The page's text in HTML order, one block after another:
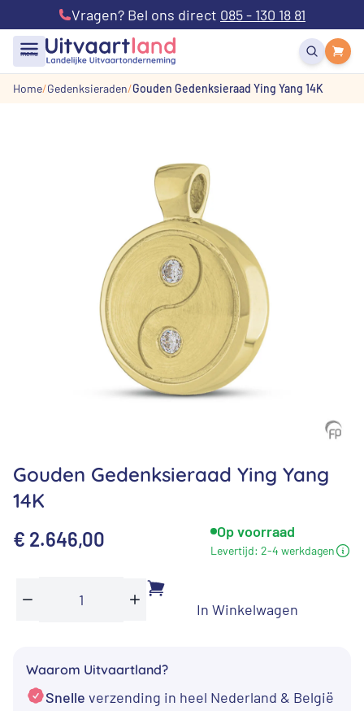
Vragen? Bel ons direct 085 - 130 18 81
menu
Home Gedenksieraden Gouden Gedenksieraad Ying Yang 14K
Gouden Gedenksieraad Ying Yang
14K
€ 2.646,00 Op voorraad
Levertijd: 2-4 werkdagen
Yang
14K
In Winkelwagen
Waarom Uitvaartland?
Snelle verzending in heel Nederland & België